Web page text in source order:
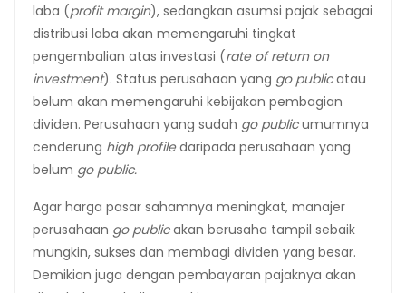
laba (profit margin), sedangkan asumsi pajak sebagai
distribusi laba akan memengaruhi tingkat
pengembalian atas investasi (rate of return on
investment). Status perusahaan yang go publicatau
belum akan memengaruhi kebijakan pembagian
dividen. Perusahaan yang sudah go publicumumnya
cenderung high profiledaripada perusahaan yang
belum go public.
Agar harga pasar sahamnya meningkat, manajer
perusahaan go publicakan berusaha tampil sebaik
mungkin, sukses dan membagi dividen yang besar.
Demikian juga dengan pembayaran pajaknya akan